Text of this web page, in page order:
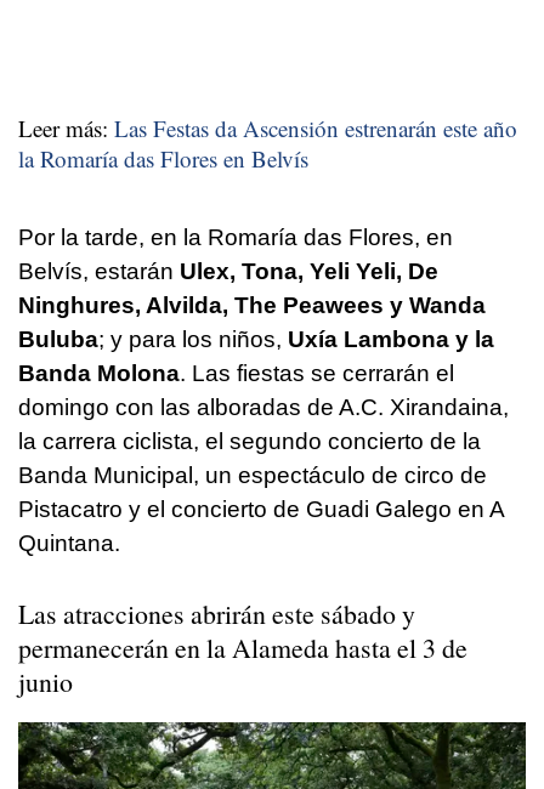
Leer más: Las Festas da Ascensión estrenarán este año
la Romaría das Flores en Belvís
Por la tarde, en la Romaría das Flores, en
Belvís, estarán Ulex, Tona, Yeli Yeli, De
Ninghures, Alvilda, The Peawees y Wanda
Buluba; y para los niños, Uxía Lambona y la
Banda Molona. Las fiestas se cerrarán el
domingo con las alboradas de A.C. Xirandaina,
la carrera ciclista, el segundo concierto de la
Banda Municipal, un espectáculo de circo de
Pistacatro y el concierto de Guadi Galego en A
Quintana.
Las atracciones abrirán este sábado y
permanecerán en la Alameda hasta el 3 de
junio